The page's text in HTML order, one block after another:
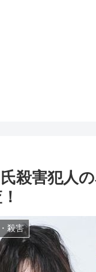
殺害犯人
殺害